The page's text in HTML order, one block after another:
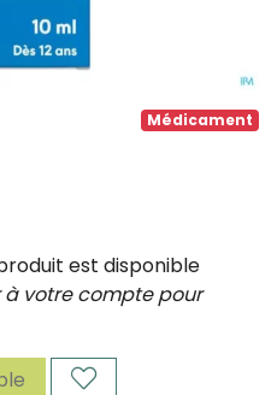
Médicament
est disponible
votre compte pour